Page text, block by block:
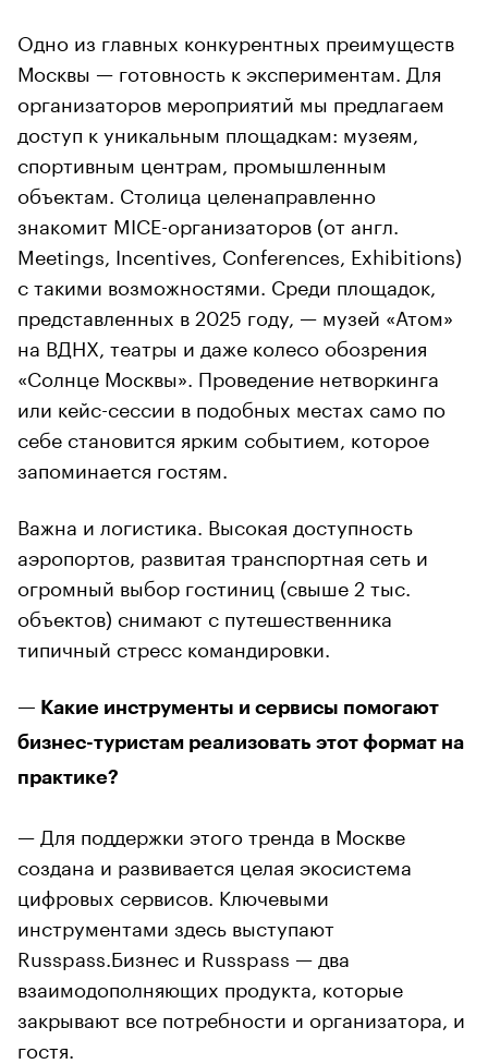
Одно из главных конкурентных преимуществ
Москвы — готовность к экспериментам. Для
организаторов мероприятий мы предлагаем
доступ к уникальным площадкам: музеям,
спортивным центрам, промышленным
объектам. Столица целенаправленно
знакомит MICE-организаторов (от англ.
Meetings, Incentives, Conferences, Exhibitions)
с такими возможностями. Среди площадок,
представленных в 2025 году, — музей «Атом»
на ВДНХ, театры и даже колесо обозрения
«Солнце Москвы». Проведение нетворкинга
или кейс-сессии в подобных местах само по
себе становится ярким событием, которое
запоминается гостям.
Важна и логистика. Высокая доступность
аэропортов, развитая транспортная сеть и
огромный выбор гостиниц (свыше 2 тыс.
объектов) снимают с путешественника
типичный стресс командировки.
— Какие инструменты и сервисы помогают
бизнес-туристам реализовать этот формат на
практике?
— Для поддержки этого тренда в Москве
создана и развивается целая экосистема
цифровых сервисов. Ключевыми
инструментами здесь выступают
Russpass.Бизнес и Russpass — два
взаимодополняющих продукта, которые
закрывают все потребности и организатора, и
гостя.